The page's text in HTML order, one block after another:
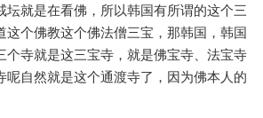
坛就是在看佛，所以韩国有所谓的这个三
这个佛教这个佛法僧三宝，那韩国，韩国
个寺就是这三宝寺，就是佛宝寺、法宝寺
呢自然就是这个通渡寺了，因为佛本人的